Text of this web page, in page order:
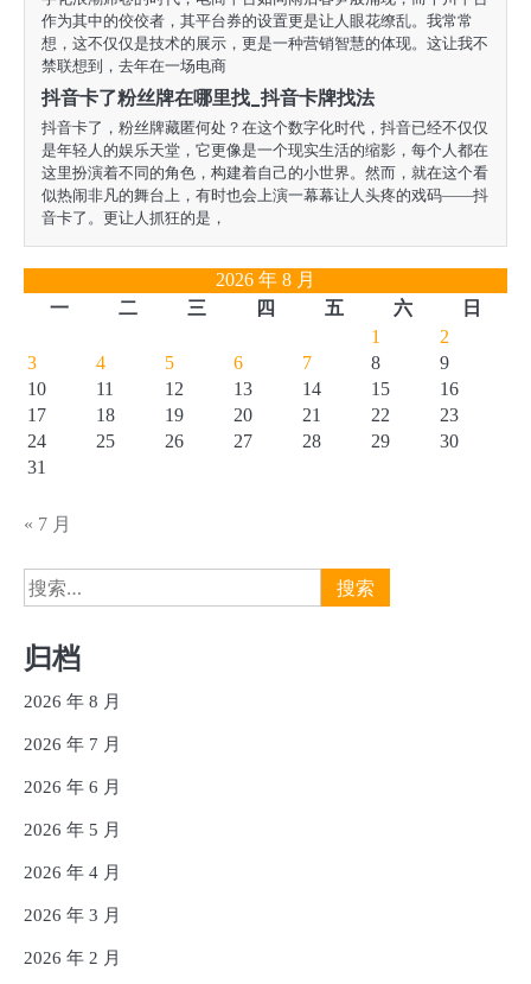
作为其中的佼佼者，其平台券的设置更是让人眼花缭乱。我常常
想，这不仅仅是技术的展示，更是一种营销智慧的体现。这让我不
禁联想到，去年在一场电商
抖音卡了粉丝牌在哪里找_抖音卡牌找法
抖音卡了，粉丝牌藏匿何处？在这个数字化时代，抖音已经不仅仅
是年轻人的娱乐天堂，它更像是一个现实生活的缩影，每个人都在
这里扮演着不同的角色，构建着自己的小世界。然而，就在这个看
似热闹非凡的舞台上，有时也会上演一幕幕让人头疼的戏码——抖
音卡了。更让人抓狂的是，
2026 年 8 月
一
二 三 四 五 六
日
1
2
3
4 5 6 7 8
9
10
11 12 13 14 15
16
17
18 19 20 21 22
23
24
25 26 27 28 29
30
31
« 7 月
搜
索：
归档
2026 年 8 月
2026 年 7 月
2026 年 6 月
2026 年 5 月
2026 年 4 月
2026 年 3 月
2026 年 2 月